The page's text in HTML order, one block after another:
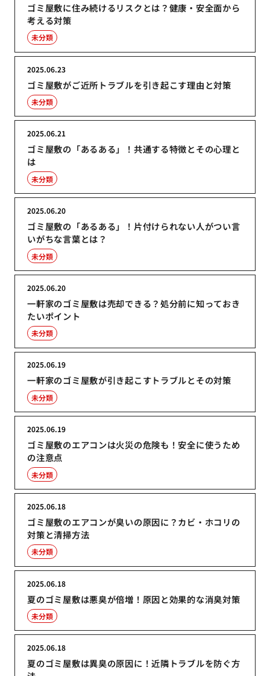
ゴミ屋敷に住み続けるリスクとは？健康・安全面から
考える対策
未分類
ゴミ屋敷がご近所トラブルを引き起こす理由と対策
2025.06.23
未分類
ゴミ屋敷の「あるある」！共通する特徴とその心理と
は
2025.06.21
未分類
ゴミ屋敷の「あるある」！片付けられない人がつい言
いがちな言葉とは？
2025.06.20
未分類
一軒家のゴミ屋敷は売却できる？処分前に知っておき
たいポイント
2025.06.20
未分類
一軒家のゴミ屋敷が引き起こすトラブルとその対策
2025.06.19
未分類
ゴミ屋敷のエアコンは火災の危険も！安全に使うため
の注意点
2025.06.19
未分類
ゴミ屋敷のエアコンが臭いの原因に？カビ・ホコリの
対策と清掃方法
2025.06.18
未分類
夏のゴミ屋敷は悪臭が倍増！原因と効果的な消臭対策
2025.06.18
未分類
夏のゴミ屋敷は異臭の原因に！近隣トラブルを防ぐ方
2025.06.18